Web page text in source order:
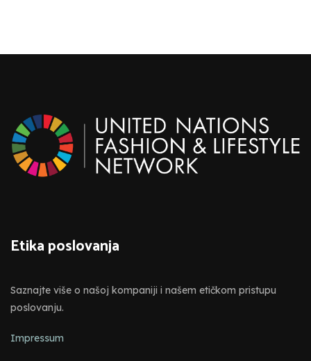
Etika poslovanja
Saznajte više o našoj kompaniji i našem etičkom pristupu
poslovanju.
Impressum